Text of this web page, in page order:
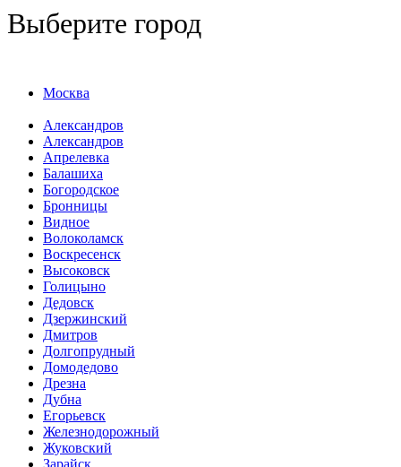
Выберите город
Москва
Александров
Александров
Апрелевка
Балашиха
Богородское
Бронницы
Видное
Волоколамск
Воскресенск
Высоковск
Голицыно
Дедовск
Дзержинский
Дмитров
Долгопрудный
Домодедово
Дрезна
Дубна
Егорьевск
Железнодорожный
Жуковский
Зарайск